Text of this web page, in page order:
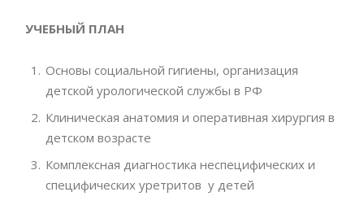
УЧЕБНЫЙ ПЛАН
Основы социальной гигиены, организация
детской урологической службы в РФ
Клиническая анатомия и оперативная хирургия в
детском возрасте
Комплексная диагностика неспецифических и
специфических уретритов у детей